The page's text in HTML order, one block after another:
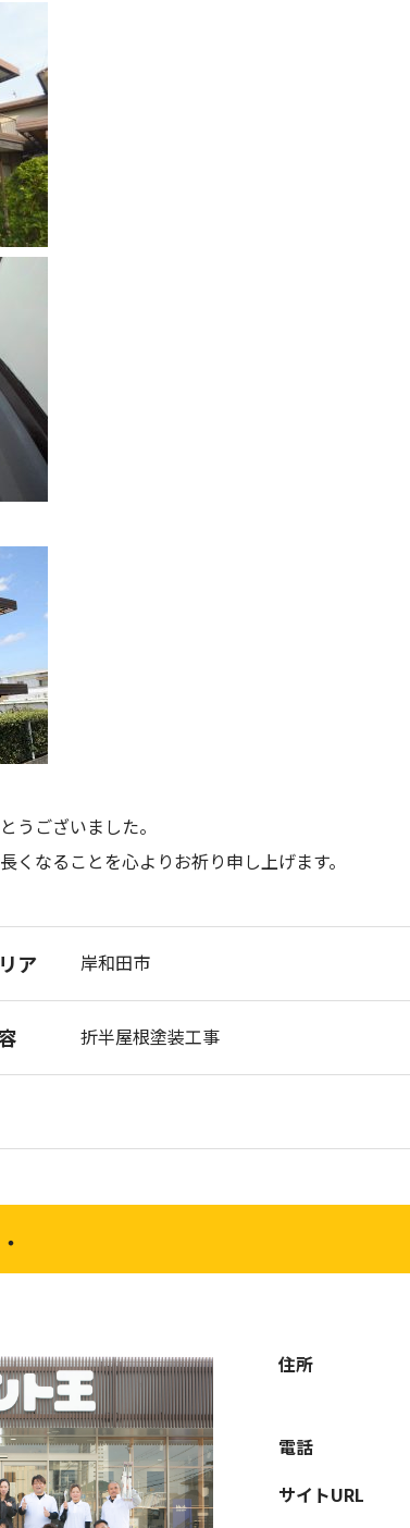
うございました。
なることを心よりお祈り申し上げます。
ア 岸和田市
折半屋根塗装工事
住所
電話
サイトURL